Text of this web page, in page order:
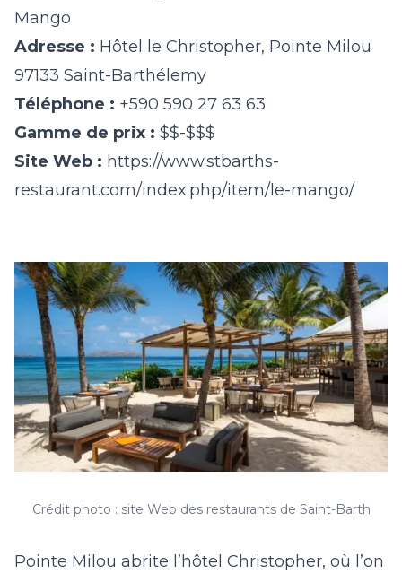
Mango
Adresse : Hôtel le Christopher, Pointe Milou
97133 Saint-Barthélemy
Téléphone : +590 590 27 63 63
Gamme de prix : $$-$$$
Site Web : https://www.stbarths-
restaurant.com/index.php/item/le-mango/
Crédit photo : site Web des restaurants de Saint-Barth
Pointe Milou abrite l’hôtel Christopher, où l’on